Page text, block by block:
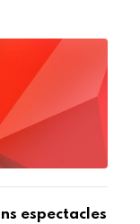
espectacles